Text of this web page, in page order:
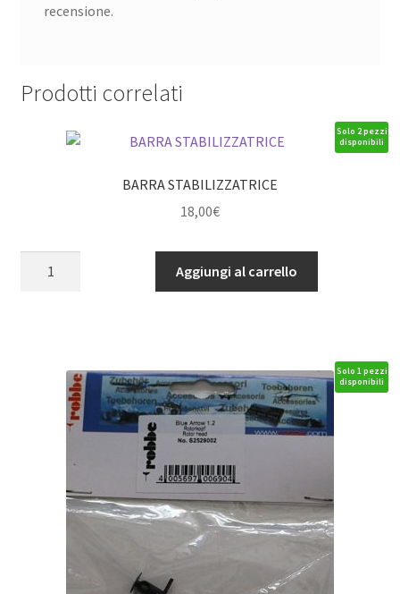
recensione.
Prodotti correlati
Solo 2 pezzi
disponibili
BARRA STABILIZZATRICE
18,00€
Aggiungi al carrello
Solo 1 pezzi
disponibili